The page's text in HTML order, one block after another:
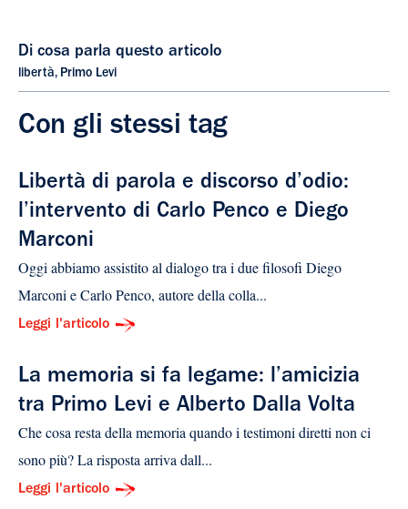
Di cosa parla questo articolo
libertà, Primo Levi
Con gli stessi tag
Libertà di parola e discorso d’odio:
l’intervento di Carlo Penco e Diego
Marconi
Oggi abbiamo assistito al dialogo tra i due filosofi Diego
Marconi e Carlo Penco, autore della colla...
Leggi l'articolo
La memoria si fa legame: l’amicizia
tra Primo Levi e Alberto Dalla Volta
​Che cosa resta della memoria quando i testimoni diretti non ci
sono più? La risposta arriva dall...
Leggi l'articolo